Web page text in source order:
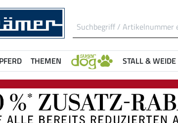
PFERD THEMEN STALL & WEIDE